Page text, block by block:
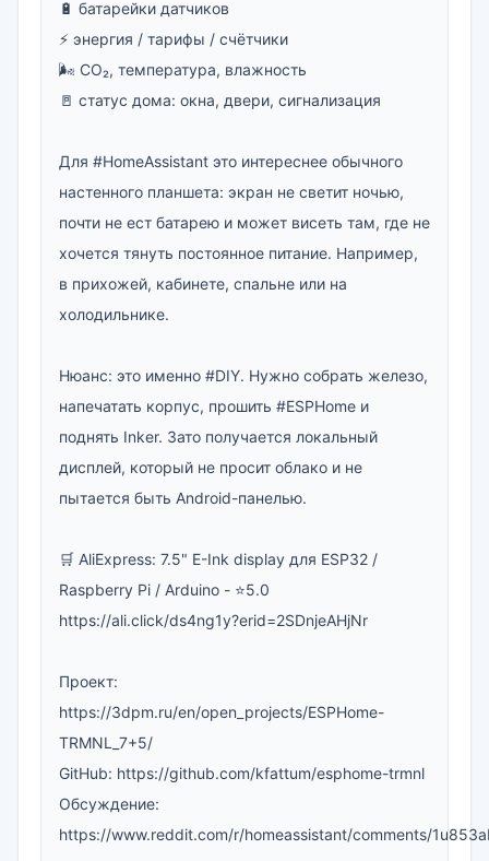
🔋 батарейки датчиков
⚡️ энергия / тарифы / счётчики
🌬 CO₂, температура, влажность
🚪 статус дома: окна, двери, сигнализация
Для #HomeAssistant это интереснее обычного
настенного планшета: экран не светит ночью,
почти не ест батарею и может висеть там, где не
хочется тянуть постоянное питание. Например,
в прихожей, кабинете, спальне или на
холодильнике.
Нюанс: это именно #DIY. Нужно собрать железо,
напечатать корпус, прошить #ESPHome и
поднять Inker. Зато получается локальный
дисплей, который не просит облако и не
пытается быть Android-панелью.
🛒 AliExpress: 7.5" E-Ink display для ESP32 /
Raspberry Pi / Arduino - ⭐️5.0
https://ali.click/ds4ng1y?erid=2SDnjeAHjNr
Проект:
https://3dpm.ru/en/open_projects/ESPHome-
TRMNL_7+5/
GitHub: https://github.com/kfattum/esphome-trmnl
Обсуждение:
https://www.reddit.com/r/homeassistant/comments/